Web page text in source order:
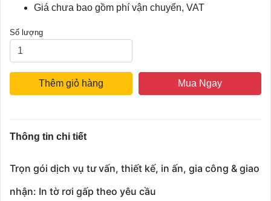
Giá chưa bao gồm phí vận chuyển, VAT
Số lượng
Thêm giỏ hàng Mua Ngay
Thông tin chi tiết
Trọn gói dịch vụ tư vấn, thiết kế, in ấn, gia công & giao
nhận: In tờ rơi gấp theo yêu cầu